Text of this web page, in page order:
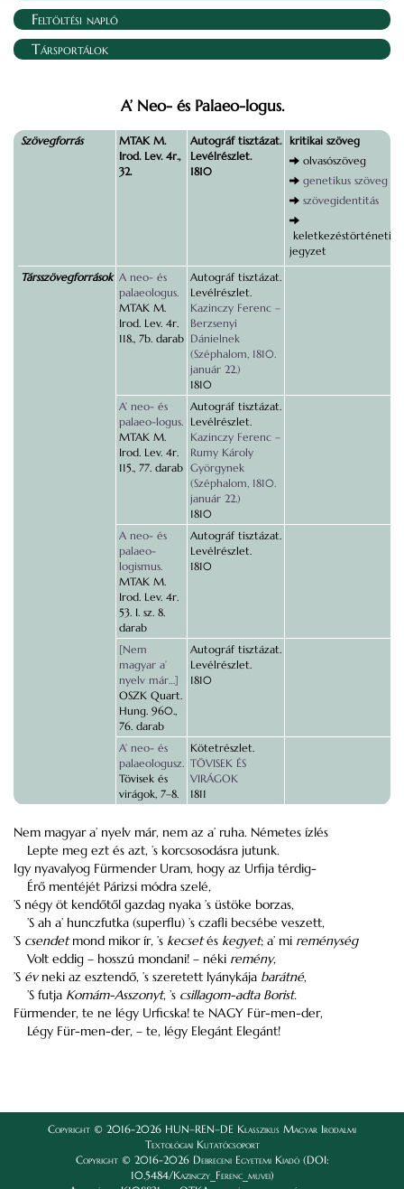
Feltöltési napló
Társportálok
A’ Neo- és Palaeo-logus.
Szövegforrás
MTAK M.
Irod. Lev. 4r.,
32.
Autográf tisztázat.
Levélrészlet.
1810
kritikai szöveg
olvasószöveg
genetikus szöveg
szövegidentitás
keletkezéstörténeti
jegyzet
Társszövegforrások A neo- és
palaeologus.
MTAK M.
Irod. Lev. 4r.
118., 7b. darab
Autográf tisztázat.
Levélrészlet.
Kazinczy Ferenc –
Berzsenyi
Dánielnek
(Széphalom, 1810.
január 22.)
1810
A’ neo- és
palaeo-logus.
MTAK M.
Irod. Lev. 4r.
115., 77. darab
Autográf tisztázat.
Levélrészlet.
Kazinczy Ferenc –
Rumy Károly
Györgynek
(Széphalom, 1810.
január 22.)
1810
A neo- és
palaeo-
logismus.
MTAK M.
Irod. Lev. 4r.
53. I. sz. 8.
darab
Autográf tisztázat.
Levélrészlet.
1810
[Nem
magyar a’
nyelv már…]
OSZK Quart.
Hung. 960.,
76. darab
Autográf tisztázat.
Levélrészlet.
1810
A’ neo- és
palaeologusz.
Tövisek és
virágok, 7–8.
Kötetrészlet.
TÖVISEK ÉS
VIRÁGOK
1811
Nem magyar a’ nyelv már, nem az a’ ruha. Németes ízlés
Lepte meg ezt és azt, ’s korcsosodásra jutunk.
Igy nyavalyog Fürmender Uram, hogy az Urfija térdig-
Érő mentéjét Párizsi módra szelé,
’S négy öt kendőtől gazdag nyaka ’s üstöke borzas,
’S ah a’ hunczfutka (superflu) ’s czafli becsébe veszett,
’S csendetmond mikor ír, ’s kecsetés kegyet; a’ mi reménység
Volt eddig – hosszú mondani! – néki remény,
’S évneki az esztendő, ’s szeretett lyánykája barátné,
’S futja Komám-Asszonyt, ’s csillagom-adta Borist.
Fürmender, te ne légy Urficska! te NAGY Für-men-der,
Légy Für-men-der, – te, légy Elegánt Elegánt!
Copyright © 2016-2026 HUN–REN–DE Klasszikus Magyar Irodalmi
Textológiai Kutatócsoport
Copyright © 2016-2026 Debreceni Egyetemi Kiadó (DOI:
10.5484/Kazinczy_Ferenc_muvei)